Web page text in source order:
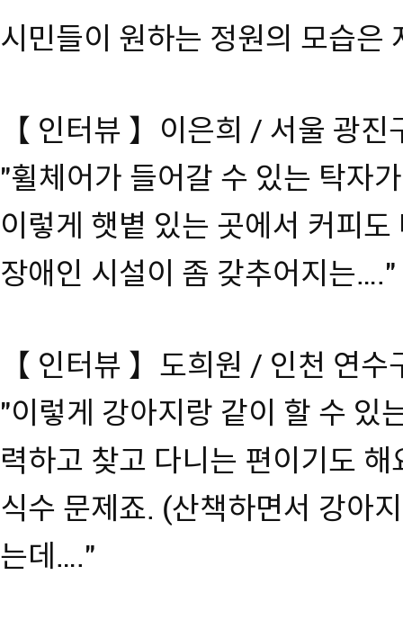
시민들이 원하는 정원의 모습은
【 인터뷰 】이은희 / 서울 광진
"휠체어가 들어갈 수 있는 탁자
이렇게 햇볕 있는 곳에서 커피
장애인 시설이 좀 갖추어지는…."
【 인터뷰 】도희원 / 인천 연수
"이렇게 강아지랑 같이 할 수 있
력하고 찾고 다니는 편이기도
식수 문제죠. (산책하면서 강아
는데…."